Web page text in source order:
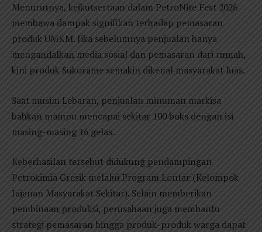
Menurutnya, keikutsertaan dalam PetroNite Fest 2026
membawa dampak signifikan terhadap pemasaran
produk UMKM. Jika sebelumnya penjualan hanya
mengandalkan media sosial dan pemasaran dari rumah,
kini produk Sukorame semakin dikenal masyarakat luas.
Saat musim Lebaran, penjualan minuman markisa
bahkan mampu mencapai sekitar 100 boks dengan isi
masing-masing 16 gelas.
Keberhasilan tersebut didukung pendampingan
Petrokimia Gresik melalui Program Lontar (Kelompok
Jajanan Masyarakat Sekitar). Selain memberikan
pembinaan produksi, perusahaan juga membantu
strategi pemasaran hingga produk-produk warga dapat